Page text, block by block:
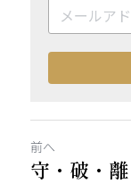
前へ
守・破・離